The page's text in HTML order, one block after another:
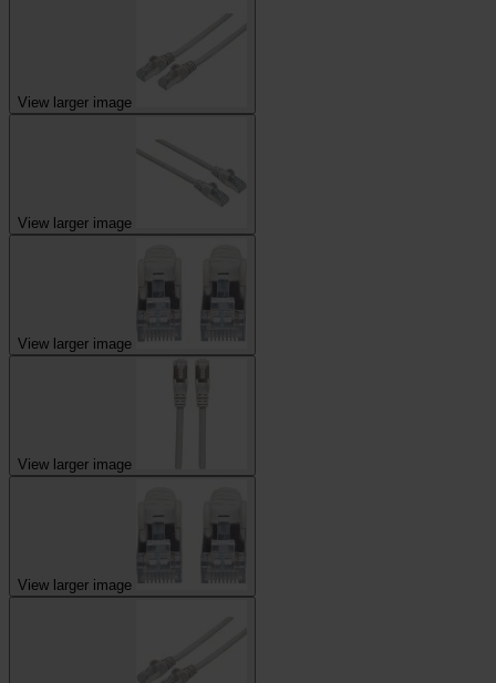
View larger image
View larger image
View larger image
View larger image
View larger image